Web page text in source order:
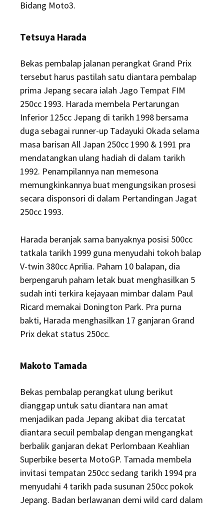
Bidang Moto3.
Tetsuya Harada
Bekas pembalap jalanan perangkat Grand Prix
tersebut harus pastilah satu diantara pembalap
prima Jepang secara ialah Jago Tempat FIM
250cc 1993. Harada membela Pertarungan
Inferior 125cc Jepang di tarikh 1998 bersama
duga sebagai runner-up Tadayuki Okada selama
masa barisan All Japan 250cc 1990 & 1991 pra
mendatangkan ulang hadiah di dalam tarikh
1992. Penampilannya nan memesona
memungkinkannya buat mengungsikan prosesi
secara disponsori di dalam Pertandingan Jagat
250cc 1993.
Harada beranjak sama banyaknya posisi 500cc
tatkala tarikh 1999 guna menyudahi tokoh balap
V-twin 380cc Aprilia. Paham 10 balapan, dia
berpengaruh paham letak buat menghasilkan 5
sudah inti terkira kejayaan mimbar dalam Paul
Ricard memakai Donington Park. Pra purna
bakti, Harada menghasilkan 17 ganjaran Grand
Prix dekat status 250cc.
Makoto Tamada
Bekas pembalap perangkat ulung berikut
dianggap untuk satu diantara nan amat
menjadikan pada Jepang akibat dia tercatat
diantara secuil pembalap dengan mengangkat
berbalik ganjaran dekat Perlombaan Keahlian
Superbike beserta MotoGP. Tamada membela
invitasi tempatan 250cc sedang tarikh 1994 pra
menyudahi 4 tarikh pada susunan 250cc pokok
Jepang. Badan berlawanan demi wild card dalam